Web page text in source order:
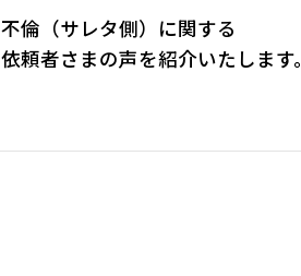
不倫（サレタ側）に関する
依頼者さまの声を紹介いたします。